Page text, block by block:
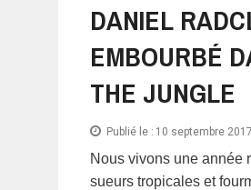
DANIEL
EMBOURBÉ
THE JUNGLE
Publié le : 10 septembre
Nous vivons une année
sueurs tropicales et